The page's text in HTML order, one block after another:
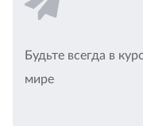
Будьте всегда в
мире